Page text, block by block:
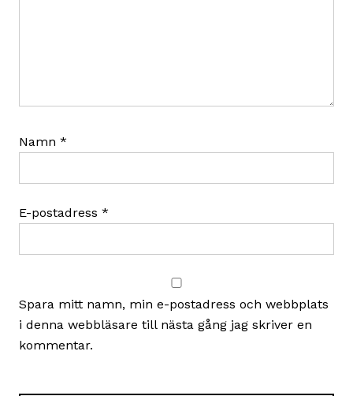
Namn *
E-postadress *
Spara mitt namn, min e-postadress och webbplats
i denna webbläsare till nästa gång jag skriver en
kommentar.